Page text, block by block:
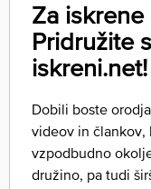
Za
Pridružite
iskreni.net!
Dobili boste
videov in člankov,
vzpodbudno
družino, pa tudi